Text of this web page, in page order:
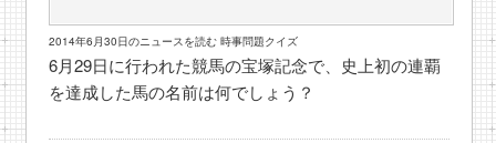
2014年6月30日のニュースを読む 時事問題クイズ
6月29日に行われた競馬の宝塚記念で、史上初の連覇
を達成した馬の名前は何でしょう？